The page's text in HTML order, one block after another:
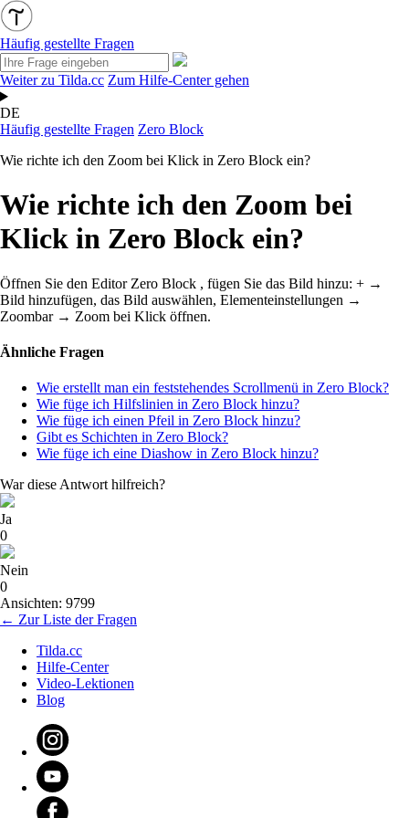
Häufig gestellte Fragen
Weiter zu Tilda.cc Zum Hilfe-Center gehen
DE
Häufig gestellte Fragen Zero Block
Wie richte ich den Zoom bei Klick in Zero Block ein?
Wie richte ich den Zoom bei
Klick in Zero Block ein?
Öffnen Sie den Editor Zero Block , fügen Sie das Bild hinzu: + →
Bild hinzufügen, das Bild auswählen, Elementeinstellungen →
Zoombar → Zoom bei Klick öffnen.
Ähnliche Fragen
Wie erstellt man ein feststehendes Scrollmenü in Zero Block?
Wie füge ich Hilfslinien in Zero Block hinzu?
Wie füge ich einen Pfeil in Zero Block hinzu?
Gibt es Schichten in Zero Block?
Wie füge ich eine Diashow in Zero Block hinzu?
War diese Antwort hilfreich?
Ja
0
Nein
0
Ansichten: 9799
← Zur Liste der Fragen
Tilda.cc
Hilfe-Center
Video-Lektionen
Blog